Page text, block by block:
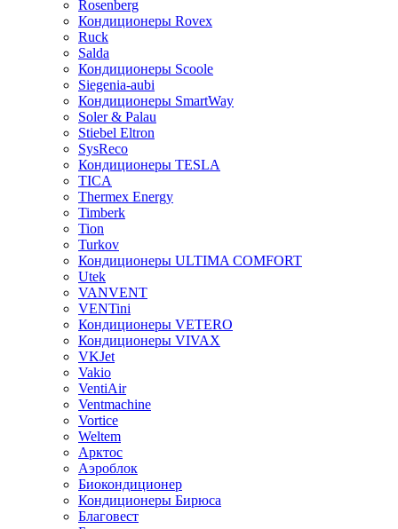
Rosenberg
Кондиционеры Rovex
Ruck
Salda
Кондиционеры Scoole
Siegenia-aubi
Кондиционеры SmartWay
Soler & Palau
Stiebel Eltron
SysReco
Кондиционеры TESLA
TICA
Thermex Energy
Timberk
Tion
Turkov
Кондиционеры ULTIMA COMFORT
Utek
VANVENT
VENTini
Кондиционеры VETERO
Кондиционеры VIVAX
VKJet
Vakio
VentiAir
Ventmachine
Vortice
Weltem
Арктос
Аэроблок
Биокондиционер
Кондиционеры Бирюса
Благовест